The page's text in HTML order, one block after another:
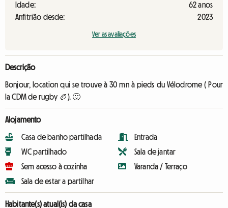
Idade:
62 anos
Anfitrião desde:
2023
Ver as avaliações
Descrição
Bonjour, location qui se trouve à 30 mn à pieds du Vélodrome ( Pour
la CDM de rugby 🏉). 🙂
Alojamento
Casa de banho partilhada
WC partilhado
Sem acesso à cozinha
Sala de estar a partilhar
Entrada
Sala de jantar
Varanda / Terraço
Habitante(s) atual(is) da casa